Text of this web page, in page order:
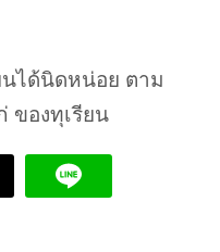
ได้นิดหน่อย ตาม
ของทุเรียน